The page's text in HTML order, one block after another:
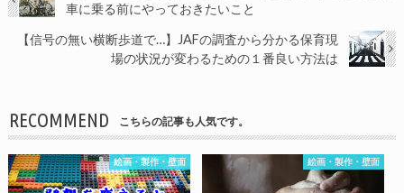
車に乗る前にやっておきたいこと
【信号の無い横断歩道で…】JAFの調査から分かる保育現
場の状況が変わるための１番良い方法は
RECOMMEND こちらの記事も人気です。
絵画・製作・壁面 絵画・製作・壁面